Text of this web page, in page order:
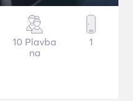
10 Plavba
na
1